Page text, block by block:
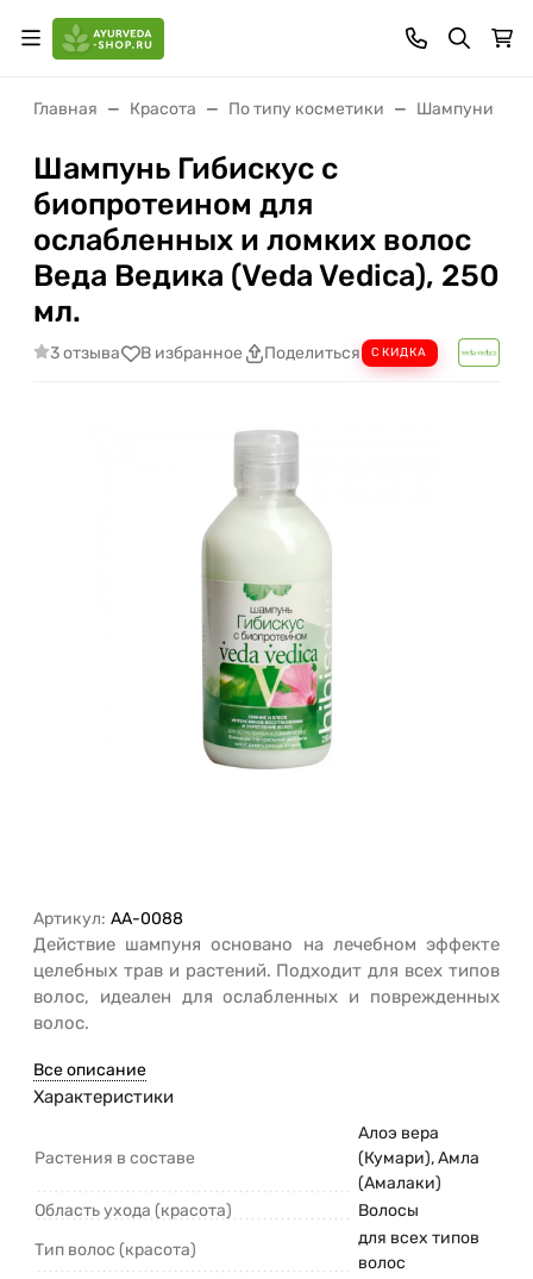
Главная Красота По типу косметики Шампуни
Шампунь Гибискус с
биопротеином для
ослабленных и ломких волос
Веда Ведика (Veda Vedica), 250
мл.
3 отзыва В избранное Поделиться СКИДКА
Артикул: AA-0088
Действие шампуня основано на лечебном эффекте
целебных трав и растений. Подходит для всех типов
волос, идеален для ослабленных и поврежденных
волос.
Все описание
Характеристики
Растения в составе
Алоэ вера
(Кумари), Амла
(Амалаки)
Область ухода (красота)
Волосы
Тип волос (красота)
для всех типов
волос